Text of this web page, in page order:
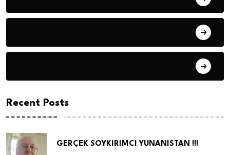
Recent Posts
GERÇEK SOYKIRIMCI YUNANISTAN !!!